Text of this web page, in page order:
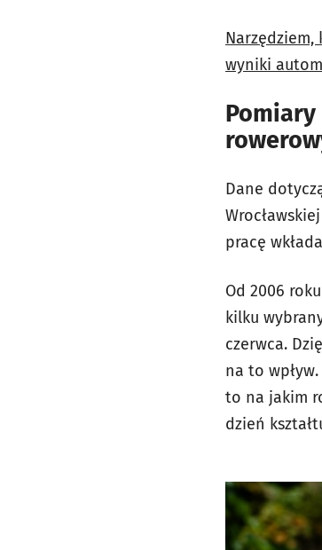
wyniki
Pomiary
Dane
pracę
Od 2006
kilku
czerwca.
na to
to na jakim
dzień